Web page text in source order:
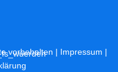
vorbehalten | Impressum |